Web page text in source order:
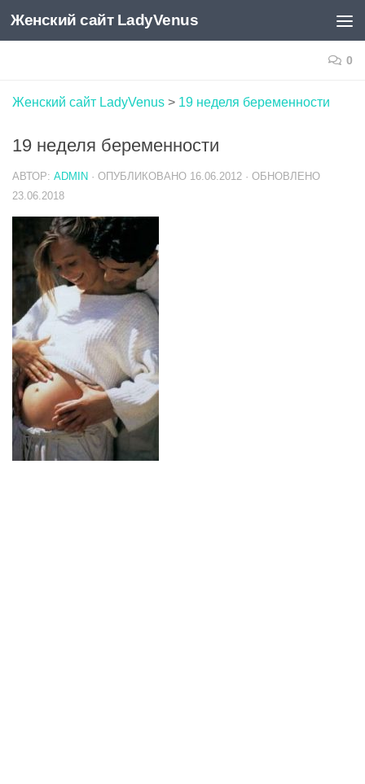
Skip to content
Женский сайт LadyVenus
0
Женский сайт LadyVenus > 19 неделя беременности
19 неделя беременности
АВТОР: ADMIN · ОПУБЛИКОВАНО 16.06.2012 · ОБНОВЛЕНО
23.06.2018